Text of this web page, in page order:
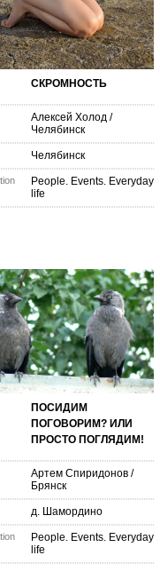
СКРОМНОСТЬ
Алексей Холод /
Челябинск
Челябинск
People. Events. Everyday
life
ПОСИДИМ
ПОГОВОРИМ? ИЛИ
ПРОСТО ПОГЛЯДИМ!
Артем Спиридонов /
Брянск
д. Шамордино
People. Events. Everyday
life